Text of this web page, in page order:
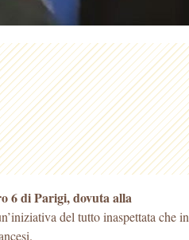
6 di Parigi, dovuta alla
del tutto inaspettata che in